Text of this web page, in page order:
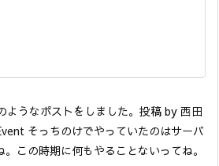
うなポストをしました。 投稿 by 西田
そっちのけでやっていたのはサーバ
この時期に何もやることないってね。